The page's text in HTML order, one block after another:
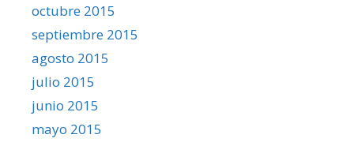
octubre 2015
septiembre 2015
agosto 2015
julio 2015
junio 2015
mayo 2015